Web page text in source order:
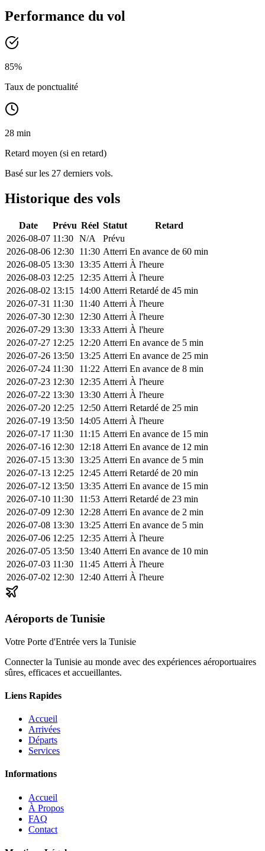
Performance du vol
85%
Taux de ponctualité
28 min
Retard moyen (si en retard)
Basé sur les 27 derniers vols.
Historique des vols
Date Prévu Réel Statut
Retard
2026-08-07 11:30 N/A
Prévu
2026-08-06 12:30 11:30 Atterri En avance de 60 min
2026-08-05 13:30 13:35 Atterri À l'heure
2026-08-03 12:25 12:35 Atterri À l'heure
2026-08-02 13:15 14:00 Atterri Retardé de 45 min
2026-07-31 11:30 11:40 Atterri À l'heure
2026-07-30 12:30 12:30 Atterri À l'heure
2026-07-29 13:30 13:33 Atterri À l'heure
2026-07-27 12:25 12:20 Atterri En avance de 5 min
2026-07-26 13:50 13:25 Atterri En avance de 25 min
2026-07-24 11:30 11:22 Atterri En avance de 8 min
2026-07-23 12:30 12:35 Atterri À l'heure
2026-07-22 13:30 13:30 Atterri À l'heure
2026-07-20 12:25 12:50 Atterri Retardé de 25 min
2026-07-19 13:50 14:05 Atterri À l'heure
2026-07-17 11:30 11:15 Atterri En avance de 15 min
2026-07-16 12:30 12:18 Atterri En avance de 12 min
2026-07-15 13:30 13:25 Atterri En avance de 5 min
2026-07-13 12:25 12:45 Atterri Retardé de 20 min
2026-07-12 13:50 13:35 Atterri En avance de 15 min
2026-07-10 11:30 11:53 Atterri Retardé de 23 min
2026-07-09 12:30 12:28 Atterri En avance de 2 min
2026-07-08 13:30 13:25 Atterri En avance de 5 min
2026-07-06 12:25 12:35 Atterri À l'heure
2026-07-05 13:50 13:40 Atterri En avance de 10 min
2026-07-03 11:30 11:45 Atterri À l'heure
2026-07-02 12:30 12:40 Atterri À l'heure
Aéroports de Tunisie
Votre Porte d'Entrée vers la Tunisie
Connecter la Tunisie au monde avec des expériences aéroportuaires
sûres, efficaces et accueillantes.
Liens Rapides
Accueil
Arrivées
Départs
Services
Informations
Accueil
À Propos
FAQ
Contact